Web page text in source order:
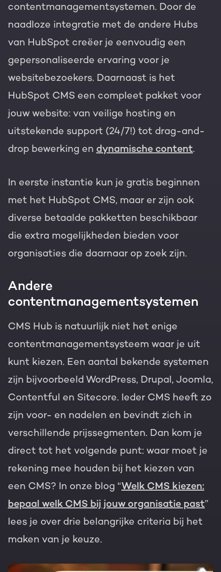
contentmanagementsystemen. Door de
naadloze integratie met de andere Hubs
van HubSpot creëer je eenvoudig een
gepersonaliseerde ervaring voor je
websitebezoekers. Daarnaast is het
HubSpot CMS een compleet pakket voor
jouw website: van veilige hosting en
uitstekende support (24/7!) tot drag-and-
drop bewerking en dynamische content.
In eerste instantie kun je gratis beginnen
met het HubSpot CMS, maar er zijn ook
diverse betaalde pakketten beschikbaar
die extra mogelijkheden bieden voor
organisaties die daarnaar op zoek zijn.
Andere
contentmanagementsystemen
CMS Hub is natuurlijk niet het enige
contentmanagementsysteem waar je uit
kunt kiezen. Een aantal bekende systemen
zijn bijvoorbeeld WordPress, Drupal, Joomla,
Contentful en Sitecore. Ieder CMS heeft zo
zijn voor- en nadelen en bevindt zich in
verschillende prijssegmenten. Dan kom je
direct tot het volgende punt: waar moet je
rekening mee houden bij het kiezen van
een CMS? In onze blog “Welk CMS kiezen:
bepaal welk CMS bij jouw organisatie past”
lees je over drie belangrijke criteria bij het
maken van je keuze.